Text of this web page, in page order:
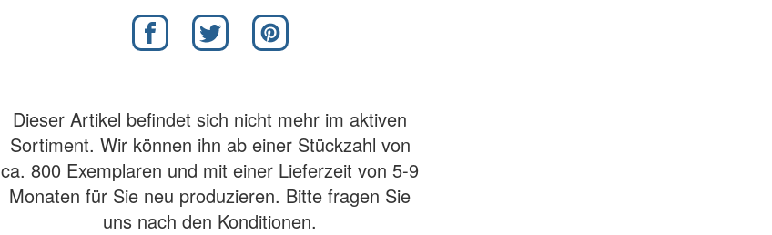
Dieser Artikel befindet sich nicht mehr im aktiven
Sortiment. Wir können ihn ab einer Stückzahl von
ca. 800 Exemplaren und mit einer Lieferzeit von 5-9
Monaten für Sie neu produzieren. Bitte fragen Sie
uns nach den Konditionen.